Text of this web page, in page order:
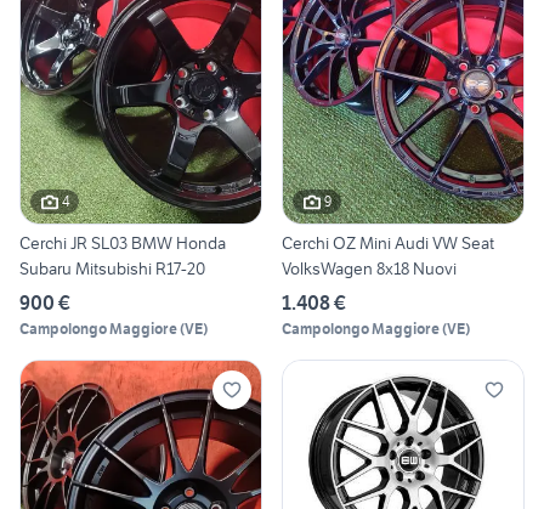
4
Cerchi JR SL03 BMW Honda
Subaru Mitsubishi R17-20
900 €
Campolongo Maggiore(VE)
9
Cerchi OZ Mini Audi VW Seat
VolksWagen 8x18 Nuovi
1.408 €
Campolongo Maggiore(VE)